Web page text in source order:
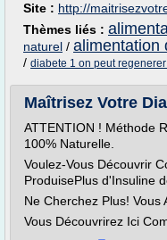
Site : http://
Thèmes liés :
naturel / alimentation
/ diabete 1 on peut
Maîtrisez Votre
ATTENTION ! Méthode
100% Naturelle.
Voulez-Vous Découvrir
ProduisePlus d'Insuline
Ne Cherchez Plus! Vous
Vous Découvrirez Ici